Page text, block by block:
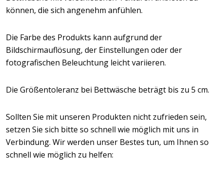
können, die sich angenehm anfühlen.
Die Farbe des Produkts kann aufgrund der
Bildschirmauflösung, der Einstellungen oder der
fotografischen Beleuchtung leicht variieren.
Die Größentoleranz bei Bettwäsche beträgt bis zu 5 cm.
Sollten Sie mit unseren Produkten nicht zufrieden sein,
setzen Sie sich bitte so schnell wie möglich mit uns in
Verbindung. Wir werden unser Bestes tun, um Ihnen so
schnell wie möglich zu helfen: